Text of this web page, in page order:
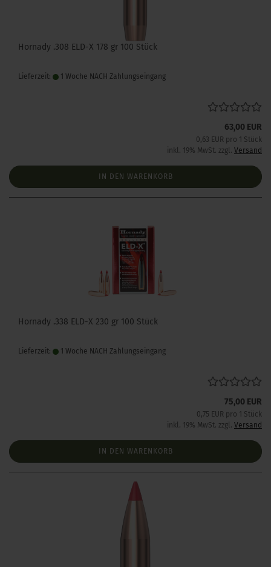
Hornady .308 ELD-X 178 gr 100 Stück
Lieferzeit: 1 Woche NACH Zahlungseingang
63,00 EUR
0,63 EUR pro 1 Stück
inkl. 19% MwSt. zzgl. Versand
IN DEN WARENKORB
Hornady .338 ELD-X 230 gr 100 Stück
Lieferzeit: 1 Woche NACH Zahlungseingang
75,00 EUR
0,75 EUR pro 1 Stück
inkl. 19% MwSt. zzgl. Versand
IN DEN WARENKORB